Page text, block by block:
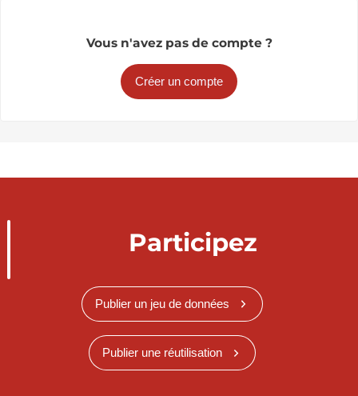
Vous n'avez pas de compte ?
Créer un compte
Participez
Publier un jeu de données
Publier une réutilisation